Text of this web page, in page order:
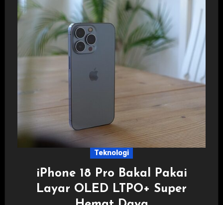
Teknologi
iPhone 18 Pro Bakal Pakai
Layar OLED LTPO+ Super